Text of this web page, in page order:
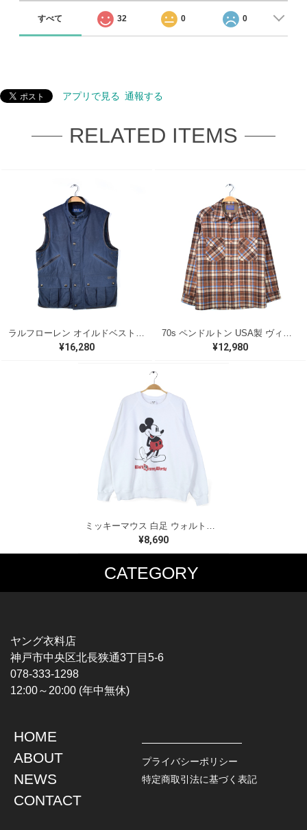
すべて 32 0 0
アプリで見る 通報する
RELATED ITEMS
¥16,280 ¥12,980
ミッキーマウス 白足 ウォルトディズニーオフィシャル スウェット ホワイト WALT DISNEY WORLD ウォルトディズニーオフィシャル サイズXL相当 古着 CF0995
¥8,690
CATEGORY
MUSIC TEE
HARDCORE / PUNK
PROGLESSIVE ROCK
POPS
SOUL / R&B
T-SHIRTS
CHAMPION
TOPS
L / S SHIRT
S / S SHIRT
HAWAIIAN SHIRT
JACKET
DENIM
LEATHER
ヤング衣料店
神戸市中央区北長狭通3丁目5-6
078-333-1298
12:00～20:00 (年中無休)
HOME
ABOUT
NEWS
CONTACT
プライバシーポリシー
特定商取引法に基づく表記